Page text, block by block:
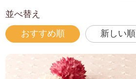
並べ替え
おすすめ順 新しい順